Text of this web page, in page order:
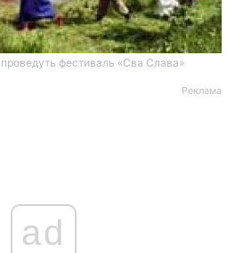
фестиваль «Сва Слава»
Реклама
ad